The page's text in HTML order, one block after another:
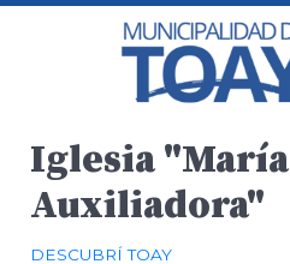
Iglesia "María
Auxiliadora"
DESCUBRÍ TOAY